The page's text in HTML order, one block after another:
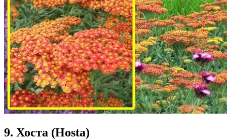
9. Хоста (Hosta)